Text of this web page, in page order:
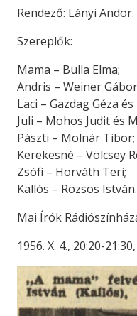
Rendező: Lányi Andor.
Szereplők:
Mama – Bulla Elma;
Andris – Weiner
Laci – Gazdag Géza
Juli – Mohos Judit és
Pászti – Molnár Tibor;
Kerekesné – Völcsey
Zsófi – Horváth Teri;
Kallós – Rozsos István.
Mai Írók
1956. X. 4., 20:20-